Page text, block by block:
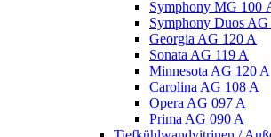
Symphony MG 100
Symphony Duos AG
Georgia AG 120 A
Sonata AG 119 A
Minnesota AG 120 A
Carolina AG 108 A
Opera AG 097 A
Prima AG 090 A